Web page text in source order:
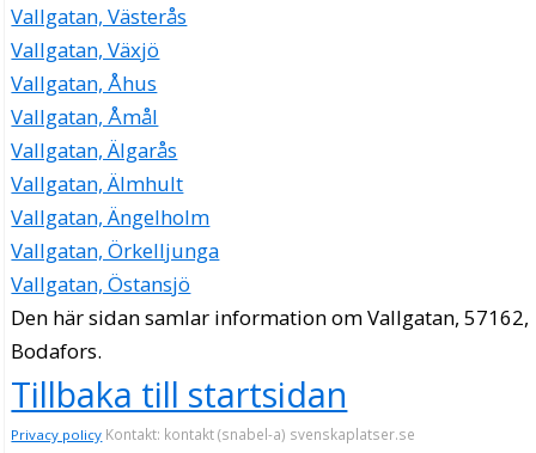
Vallgatan, Västerås
Vallgatan, Växjö
Vallgatan, Åhus
Vallgatan, Åmål
Vallgatan, Älgarås
Vallgatan, Älmhult
Vallgatan, Ängelholm
Vallgatan, Örkelljunga
Vallgatan, Östansjö
Den här sidan samlar information om Vallgatan, 57162,
Bodafors.
Tillbaka till startsidan
Privacy policy Kontakt: kontakt (snabel-a) svenskaplatser.se